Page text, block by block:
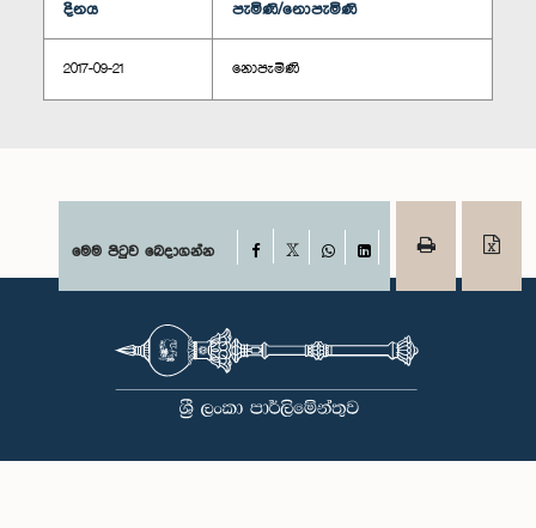
දිනය පැමිණි/නොපැමිණි
2017-09-21 නොපැමිණි
මෙම පිටුව බෙදාගන්න Facebook
WhatsAppLinkedIn